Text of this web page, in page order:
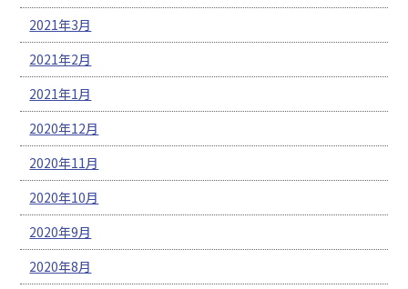
2021年3月
2021年2月
2021年1月
2020年12月
2020年11月
2020年10月
2020年9月
2020年8月